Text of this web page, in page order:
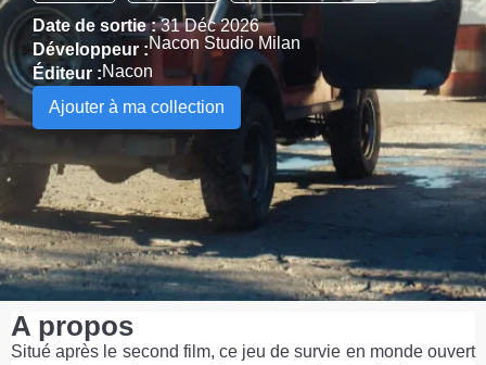
Date de sortie :31 Déc 2026
Développeur :Nacon Studio Milan
Éditeur :Nacon
Ajouter à ma collection
A propos
Situé après le second film, ce jeu de survie en monde ouvert